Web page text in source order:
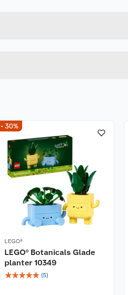
- 30%
LEGO®
LEGO® Botanicals Glade
planter 10349
☆☆☆☆☆ (5)